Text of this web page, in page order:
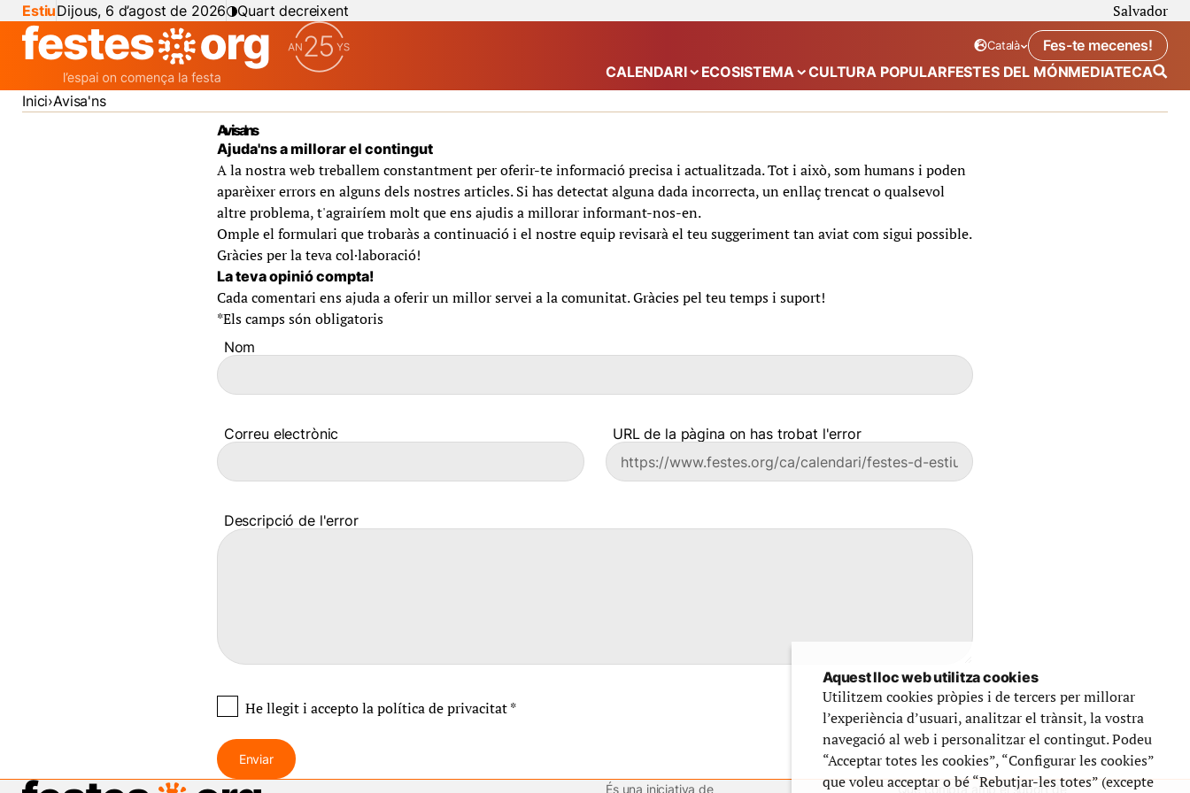
EstiuDijous, 6 d’agost de 2026 Quart decreixent Salvador
Idioma seleccionat:
Català
. Canviar idiomaFes-te mecenes!
CALENDARI Mostra el submenú de “Calendari”
ECOSISTEMA Mostra el submenú de “Ecosistema”
CULTURA POPULARFESTES DEL MÓNMEDIATECA
Inici Avisa'ns
Avisa'ns
Ajuda'ns a millorar el contingut
A la nostra web treballem constantment per oferir-te informació precisa i actualitzada. Tot i això, som humans i poden
aparèixer errors en alguns dels nostres articles. Si has detectat alguna dada incorrecta, un enllaç trencat o qualsevol
altre problema, t'agrairíem molt que ens ajudis a millorar informant-nos-en.
Omple el formulari que trobaràs a continuació i el nostre equip revisarà el teu suggeriment tan aviat com sigui possible.
Gràcies per la teva col·laboració!
La teva opinió compta!
Cada comentari ens ajuda a oferir un millor servei a la comunitat. Gràcies pel teu temps i suport!
*Els camps són obligatoris
Nom
Correu electrònic URL de la pàgina on has trobat l'error
Descripció de l'error
He llegit i acceptola política de privacitat*
Enviar
És una iniciativa de
Que compta amb el suport de
Aquest lloc web utilitza cookies
Utilitzem cookies pròpies i de tercers per millorar
l’experiència d’usuari, analitzar el trànsit, la vostra
navegació al web i personalitzar el contingut. Podeu
“Acceptar totes les cookies”, “Configurar les cookies”
que voleu acceptar o bé “Rebutjar-les totes” (excepte